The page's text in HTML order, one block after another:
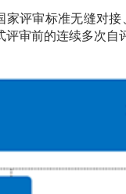
家评审标准无缝对
审前的连续多次